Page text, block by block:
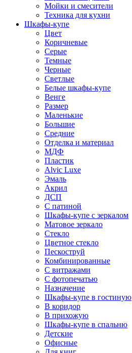
Мойки и смесители
Техника для кухни
Шкафы-купе
Цвет
Коричневые
Серые
Темные
Черные
Светлые
Белые шкафы-купе
Венге
Размер
Маленькие
Большие
Средние
Отделка и материал
МДФ
Пластик
Alvic Luxe
Эмаль
Акрил
ДСП
С патиной
Шкафы-купе с зеркалом
Матовое зеркало
Стекло
Цветное стекло
Пескоструй
Комбинированные
С витражами
С фотопечатью
Назначение
Шкафы-купе в гостиную
В коридор
В прихожую
Шкафы-купе в спальню
Детские
Офисные